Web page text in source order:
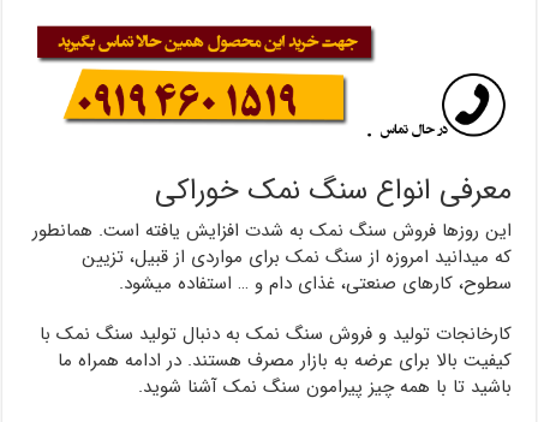
معرفی انواع سنگ نمک خوراکی
این روزها فروش سنگ نمک به شدت افزایش یافته است. همان‎طور
که می‎دانید امروزه از سنگ نمک برای مواردی از قبیل، تزیین
سطوح، کارهای صنعتی، غذای دام و … استفاده می‎شود.
کارخانجات تولید و فروش سنگ نمک به دنبال تولید سنگ نمک با
کیفیت بالا برای عرضه به بازار مصرف هستند. در ادامه همراه ما
باشید تا با همه چیز پیرامون سنگ نمک آشنا شوید.